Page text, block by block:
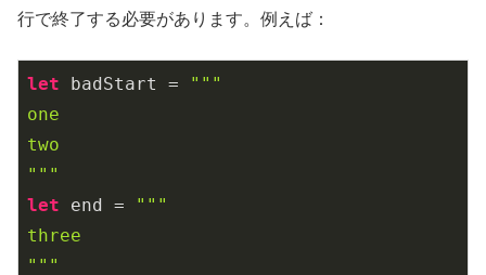
行で終了する必要があります。例えば：
let badStart =
"""
one
two
"""
let end =
"""
three
"""